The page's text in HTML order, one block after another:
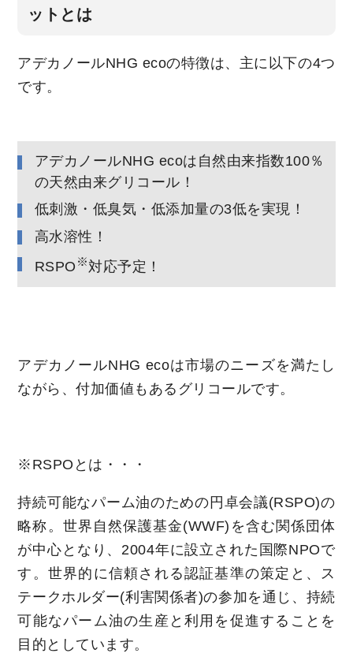
ットとは
アデカノールNHG ecoの特徴は、主に以下の4つ
です。
アデカノールNHG ecoは自然由来指数100％
の天然由来グリコール！
低刺激・低臭気・低添加量の3低を実現！
高水溶性！
RSPO ※対応予定！
アデカノールNHG ecoは市場のニーズを満たし
ながら、付加価値もあるグリコールです。
※RSPOとは・・・
持続可能なパーム油のための円卓会議(RSPO)の
略称。世界自然保護基金(WWF)を含む関係団体
が中心となり、2004年に設立された国際NPOで
す。世界的に信頼される認証基準の策定と、ス
テークホルダー(利害関係者)の参加を通じ、持続
可能なパーム油の生産と利用を促進することを
目的としています。